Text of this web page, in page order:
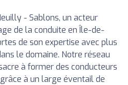
- Sablons, un acteur
de la conduite en Île-de-
de son expertise avec plus
le domaine. Notre réseau
à former des conducteurs
à un large éventail de